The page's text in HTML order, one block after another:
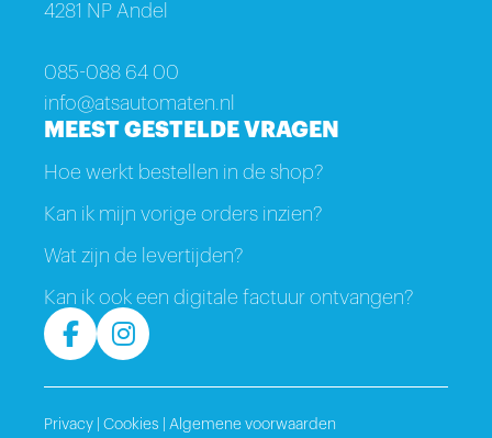
4281 NP Andel
085-088 64 00
info@atsautomaten.nl
MEEST GESTELDE VRAGEN
Hoe werkt bestellen in de shop?
Kan ik mijn vorige orders inzien?
Wat zijn de levertijden?
Kan ik ook een digitale factuur ontvangen?
Privacy Cookies Algemene voorwaarden